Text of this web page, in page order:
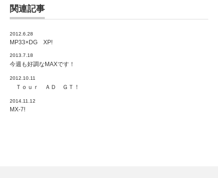
関連記事
2012.6.28
MP33×DG XP!
2013.7.18
今週も好調なMAXです！
2012.10.11
Ｔｏｕｒ ＡＤ ＧＴ！
2014.11.12
MX-7!